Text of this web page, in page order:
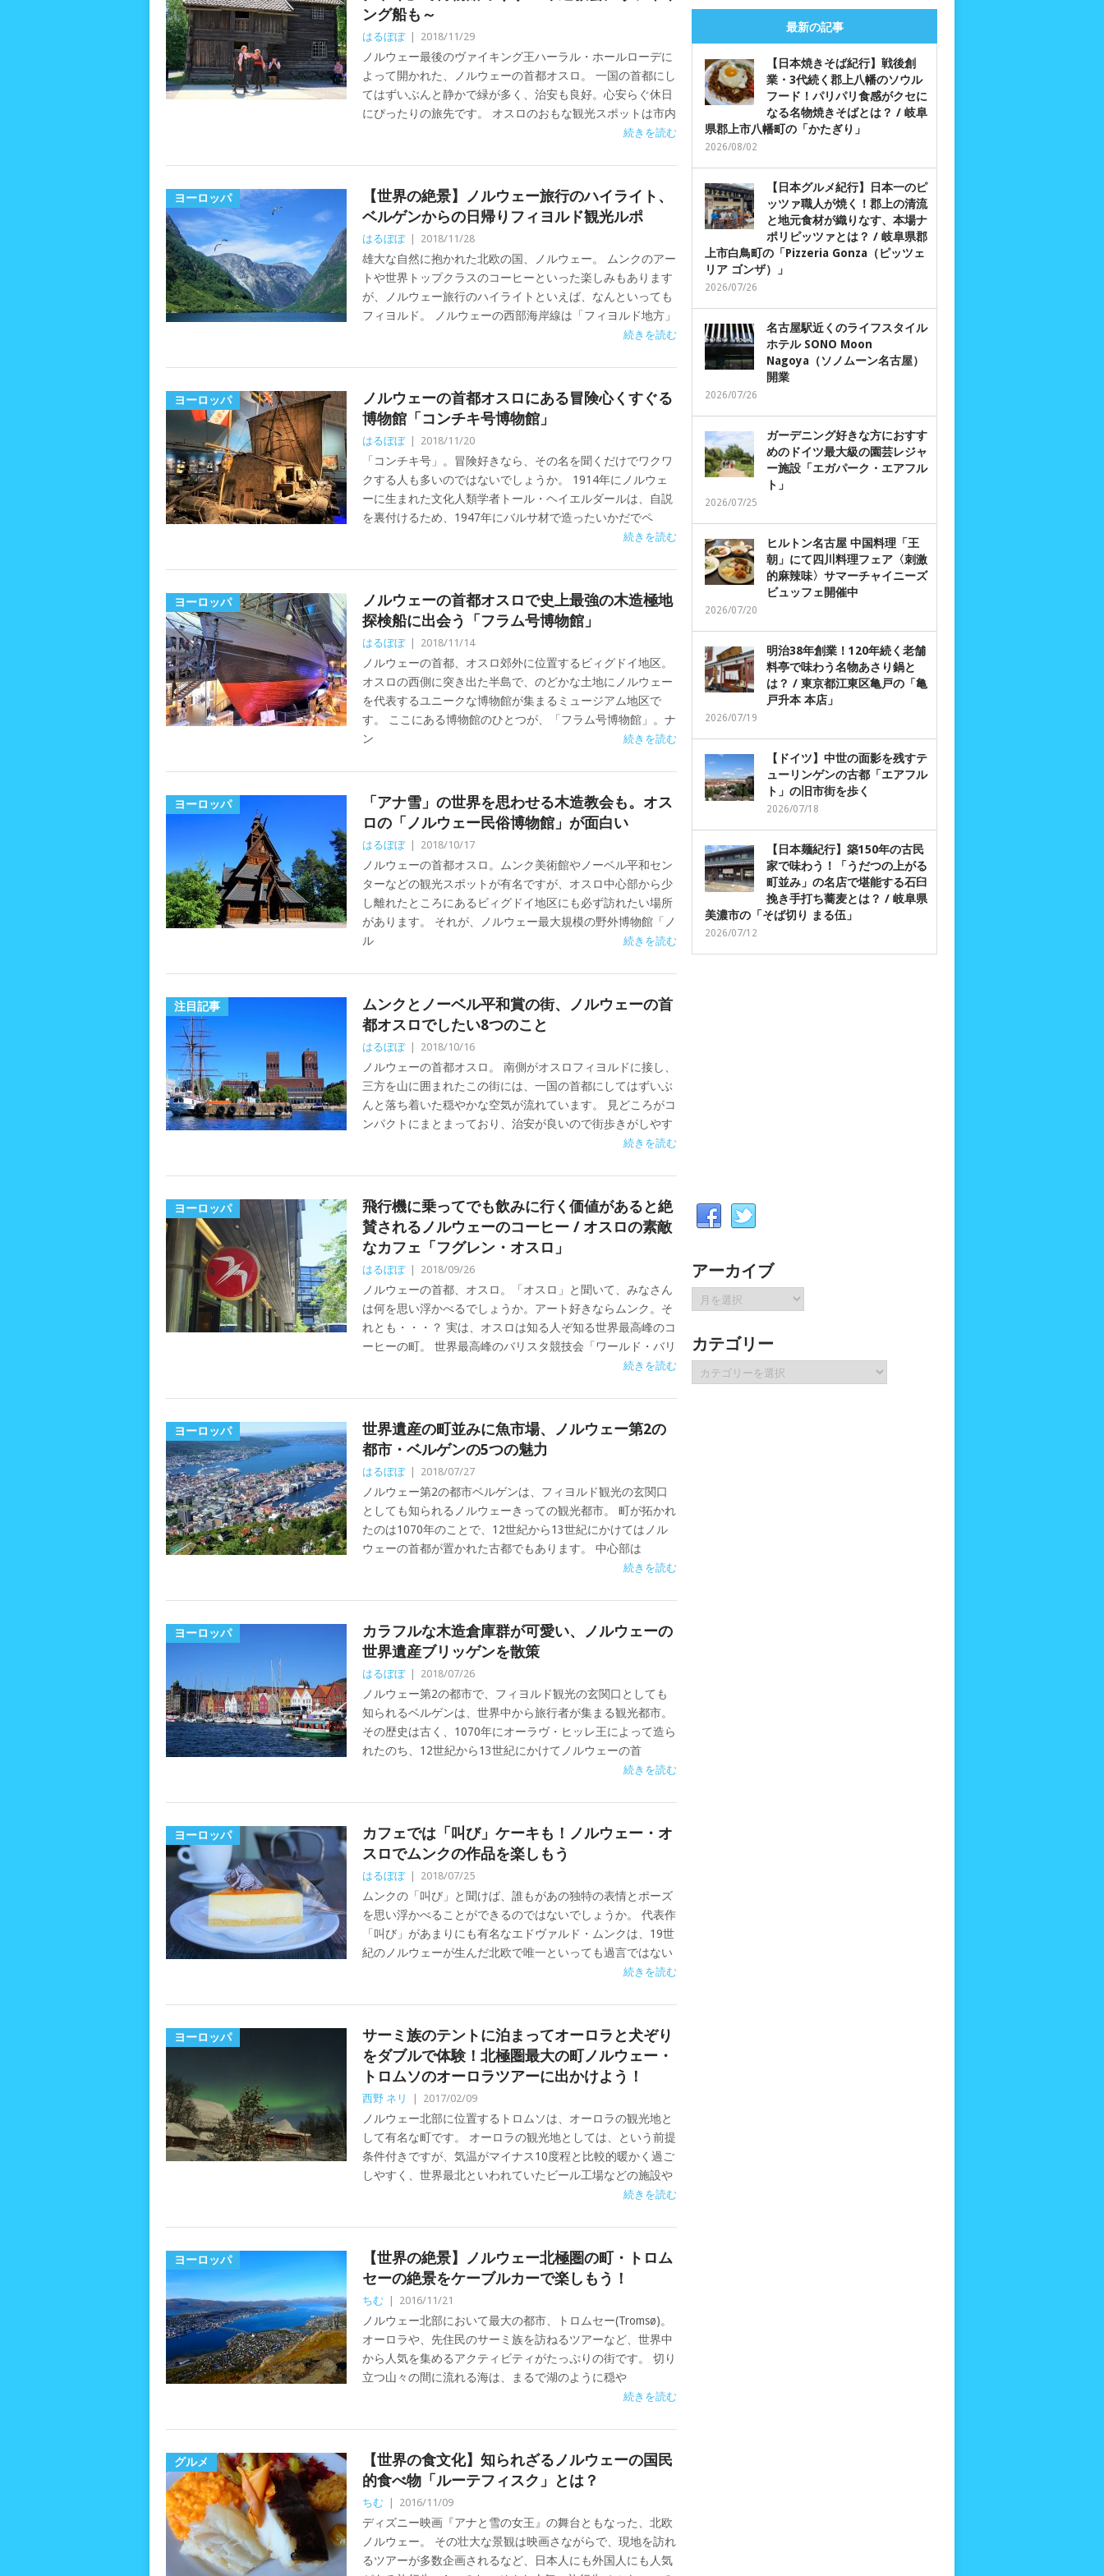
ング船も～
はるぼぼ 2018/11/29
ノルウェー最後のヴァイキング王ハーラル・ホールローデに
よって開かれた、ノルウェーの首都オスロ。 一国の首都にし
てはずいぶんと静かで緑が多く、治安も良好。心安らぐ休日
にぴったりの旅先です。 オスロのおもな観光スポットは市内
続きを読む
ヨーロッパ
【世界の絶景】ノルウェー旅行のハイライト、
ベルゲンからの日帰りフィヨルド観光ルポ
はるぼぼ 2018/11/28
雄大な自然に抱かれた北欧の国、ノルウェー。 ムンクのアー
トや世界トップクラスのコーヒーといった楽しみもあります
が、ノルウェー旅行のハイライトといえば、なんといっても
フィヨルド。 ノルウェーの西部海岸線は「フィヨルド地方」
続きを読む
ヨーロッパ
ノルウェーの首都オスロにある冒険心くすぐる
博物館「コンチキ号博物館」
はるぼぼ 2018/11/20
「コンチキ号」。冒険好きなら、その名を聞くだけでワクワ
クする人も多いのではないでしょうか。 1914年にノルウェ
ーに生まれた文化人類学者トール・ヘイエルダールは、自説
を裏付けるため、1947年にバルサ材で造ったいかだでペ
続きを読む
ヨーロッパ
ノルウェーの首都オスロで史上最強の木造極地
探検船に出会う「フラム号博物館」
はるぼぼ 2018/11/14
ノルウェーの首都、オスロ郊外に位置するビィグドイ地区。
オスロの西側に突き出た半島で、のどかな土地にノルウェー
を代表するユニークな博物館が集まるミュージアム地区で
す。 ここにある博物館のひとつが、「フラム号博物館」。ナ
ン
続きを読む
ヨーロッパ
「アナ雪」の世界を思わせる木造教会も。オス
ロの「ノルウェー民俗博物館」が面白い
はるぼぼ 2018/10/17
ノルウェーの首都オスロ。ムンク美術館やノーベル平和セン
ターなどの観光スポットが有名ですが、オスロ中心部から少
し離れたところにあるビィグドイ地区にも必ず訪れたい場所
があります。 それが、ノルウェー最大規模の野外博物館「ノ
ル
続きを読む
注目記事
ムンクとノーベル平和賞の街、ノルウェーの首
都オスロでしたい8つのこと
はるぼぼ 2018/10/16
ノルウェーの首都オスロ。 南側がオスロフィヨルドに接し、
三方を山に囲まれたこの街には、一国の首都にしてはずいぶ
んと落ち着いた穏やかな空気が流れています。 見どころがコ
ンパクトにまとまっており、治安が良いので街歩きがしやす
続きを読む
ヨーロッパ
飛行機に乗ってでも飲みに行く価値があると絶
賛されるノルウェーのコーヒー / オスロの素敵
なカフェ「フグレン・オスロ」
はるぼぼ 2018/09/26
ノルウェーの首都、オスロ。「オスロ」と聞いて、みなさん
は何を思い浮かべるでしょうか。アート好きならムンク。そ
れとも・・・？ 実は、オスロは知る人ぞ知る世界最高峰のコ
ーヒーの町。 世界最高峰のバリスタ競技会「ワールド・バリ
続きを読む
ヨーロッパ
世界遺産の町並みに魚市場、ノルウェー第2の
都市・ベルゲンの5つの魅力
はるぼぼ 2018/07/27
ノルウェー第2の都市ベルゲンは、フィヨルド観光の玄関口
としても知られるノルウェーきっての観光都市。 町が拓かれ
たのは1070年のことで、12世紀から13世紀にかけてはノル
ウェーの首都が置かれた古都でもあります。 中心部は
続きを読む
ヨーロッパ
カラフルな木造倉庫群が可愛い、ノルウェーの
世界遺産ブリッゲンを散策
はるぼぼ 2018/07/26
ノルウェー第2の都市で、フィヨルド観光の玄関口としても
知られるベルゲンは、世界中から旅行者が集まる観光都市。
その歴史は古く、1070年にオーラヴ・ヒッレ王によって造ら
れたのち、12世紀から13世紀にかけてノルウェーの首
続きを読む
ヨーロッパ
カフェでは「叫び」ケーキも！ノルウェー・オ
スロでムンクの作品を楽しもう
はるぼぼ 2018/07/25
ムンクの「叫び」と聞けば、誰もがあの独特の表情とポーズ
を思い浮かべることができるのではないでしょうか。 代表作
「叫び」があまりにも有名なエドヴァルド・ムンクは、19世
紀のノルウェーが生んだ北欧で唯一といっても過言ではない
続きを読む
ヨーロッパ
サーミ族のテントに泊まってオーロラと犬ぞり
をダブルで体験！北極圏最大の町ノルウェー・
トロムソのオーロラツアーに出かけよう！
西野 ネリ 2017/02/09
ノルウェー北部に位置するトロムソは、オーロラの観光地と
して有名な町です。 オーロラの観光地としては、という前提
条件付きですが、気温がマイナス10度程と比較的暖かく過ご
しやすく、世界最北といわれていたビール工場などの施設や
続きを読む
ヨーロッパ
【世界の絶景】ノルウェー北極圏の町・トロム
セーの絶景をケーブルカーで楽しもう！
ちむ 2016/11/21
ノルウェー北部において最大の都市、トロムセー(Tromsø)。
オーロラや、先住民のサーミ族を訪ねるツアーなど、世界中
から人気を集めるアクティビティがたっぷりの街です。 切り
立つ山々の間に流れる海は、まるで湖のように穏や
続きを読む
グルメ
【世界の食文化】知られざるノルウェーの国民
的食べ物「ルーテフィスク」とは？
ちむ 2016/11/09
ディズニー映画『アナと雪の女王』の舞台ともなった、北欧
ノルウェー。 その壮大な景観は映画さながらで、現地を訪れ
るツアーが多数企画されるなど、日本人にも外国人にも人気
最新の記事
【日本焼きそば紀行】戦後創
業・3代続く郡上八幡のソウル
フード！パリパリ食感がクセに
なる名物焼きそばとは？ / 岐阜
県郡上市八幡町の「かたぎり」
2026/08/02
【日本グルメ紀行】日本一のピ
ッツァ職人が焼く！郡上の清流
と地元食材が織りなす、本場ナ
ポリピッツァとは？ / 岐阜県郡
上市白鳥町の「Pizzeria Gonza（ピッツェ
リア ゴンザ）」
2026/07/26
名古屋駅近くのライフスタイル
ホテル SONO Moon
Nagoya（ソノムーン名古屋）
開業
2026/07/26
ガーデニング好きな方におすす
めのドイツ最大級の園芸レジャ
ー施設「エガパーク・エアフル
ト」
2026/07/25
ヒルトン名古屋 中国料理「王
朝」にて四川料理フェア〈刺激
的麻辣味〉サマーチャイニーズ
ビュッフェ開催中
2026/07/20
明治38年創業！120年続く老舗
料亭で味わう名物あさり鍋と
は？ / 東京都江東区亀戸の「亀
戸升本 本店」
2026/07/19
【ドイツ】中世の面影を残すテ
ューリンゲンの古都「エアフル
ト」の旧市街を歩く
2026/07/18
【日本麺紀行】築150年の古民
家で味わう！「うだつの上がる
町並み」の名店で堪能する石臼
挽き手打ち蕎麦とは？ / 岐阜県
美濃市の「そば切り まる伍」
2026/07/12
アーカイブ
ア
ー
イ
ブ
カテゴリー
テ